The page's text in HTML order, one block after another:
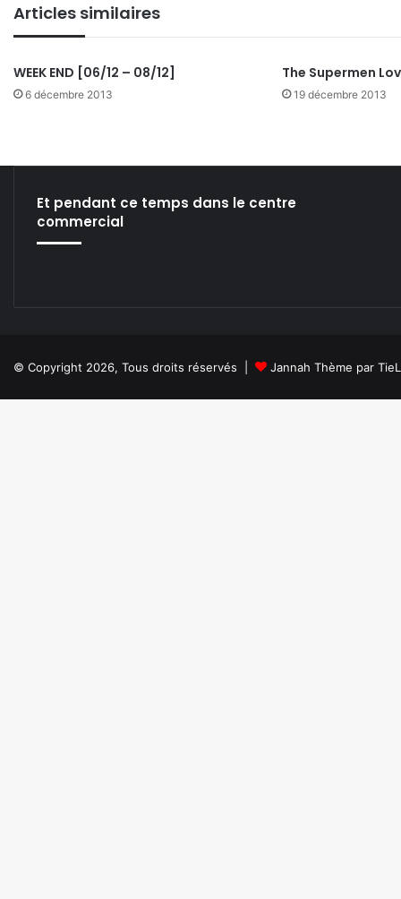
Articles similaires
WEEK END [06/12 – 08/12]
6 décembre 2013
The Supermen
19 décembre 2013
Et pendant ce temps dans le centre
commercial
© Copyright 2026, Tous droits réservés | Jannah Thème par